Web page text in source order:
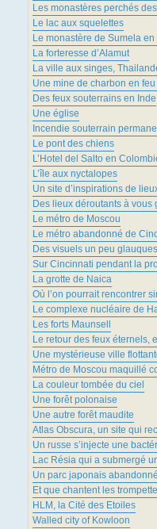
Les monastères perchés
Le lac aux squelettes
Le monastère de Sumela en
La forteresse d’Alamut
La ville aux singes,
Une mine de charbon en
Des feux souterrains en Inde
Une église
Incendie souterrain
Le pont des chiens
L’Hotel del Salto en
L’île aux nyctalopes
Un site d’inspirations de
Des lieux déroutants à vous
Le métro de Moscou
Le métro abandonné de
Des visuels un peu glauques
Sur Cincinnati pendant la
La grotte de Naica
Où l’on pourrait rencontrer
Le complexe nucléaire de
Les forts Maunsell
Le retour des feux éternels,
Une mystérieuse ville
Métro de Moscou maquillé
La couleur tombée du ciel
Une forêt polonaise
Une autre forêt maudite
Atlas Obscura, un site qui
Un russe s’injecte une
Lac Résia qui a submergé
Un parc japonais
Et que chantent les
HLM, la Cité des Etoiles
Walled city of Kowloon